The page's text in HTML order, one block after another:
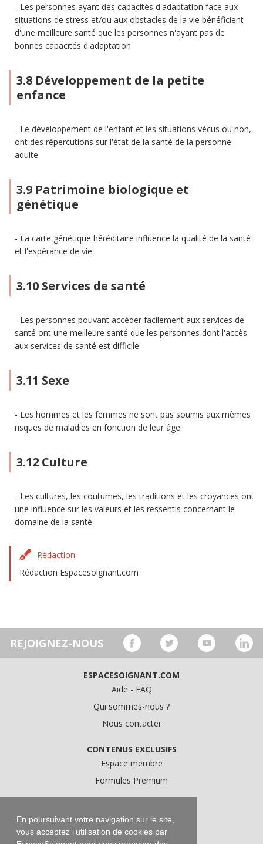
En poursuivant votre navigation sur le site,
vous acceptez l’utilisation de cookies par
Les personnes ayant des capacités d'adaptation face aux
situations de stress et/ou aux obstacles de la vie bénéficient
d'une meilleure santé que les personnes n'ayant pas de
bonnes capacités d'adaptation
3.8 Développement de la petite
enfance
Le développement de l'enfant et les situations vécus ou non,
ont des répercutions sur l'état de la santé de la personne
adulte
3.9 Patrimoine biologique et
génétique
La carte génétique héréditaire influence la qualité de la santé
et l'espérance de vie
3.10 Services de santé
Les personnes pouvant accéder facilement aux services de
santé ont une meilleure santé que les personnes dont l'accès
aux services de santé est difficile
3.11 Sexe
Les hommes et les femmes ne sont pas soumis aux mêmes
risques de maladies en fonction de leur âge
3.12 Culture
Les cultures, les coutumes, les traditions et les croyances ont
une influence sur les valeurs et les ressentis concernant le
domaine de la santé
Rédaction
Rédaction Espacesoignant.com
REJOIGNEZ-NOUS
ESPACESOIGNANT.COM
Aide - FAQ
Qui sommes-nous ?
Nous contacter
CONTENUS EXCLUSIFS
Espace membre
Formules Premium
Conditions Générales d'Utilisation
Données personnelles